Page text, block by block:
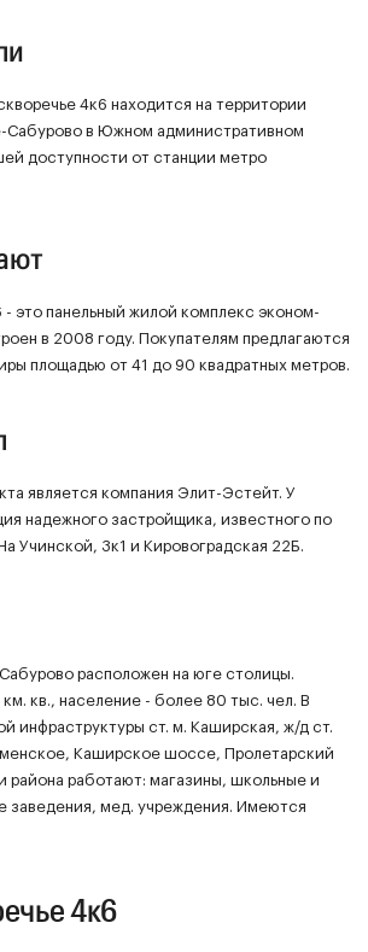
4к6 находится на территории
Сабурово в Южном административном
доступности от станции метро
это панельный жилой комплекс эконом-
в 2008 году. Покупателям предлагаются
площадью от 41 до 90 квадратных метров.
является компания Элит-Эстейт. У
надежного застройщика, известного по
Учинской, 3к1 и Кировоградская 22Б.
расположен на юге столицы.
кв., население - более 80 тыс. чел. В
инфраструктуры ст. м. Каширская, ж/д ст.
Каширское шоссе, Пролетарский
района работают: магазины, школьные и
заведения, мед. учреждения. Имеются
4к6